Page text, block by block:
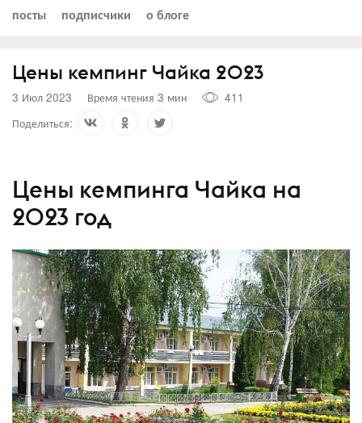
посты подписчики о блоге
Цены кемпинг Чайка 2023
3 Июл 2023 Время чтения 3 мин
411
Поделиться:
Цены кемпинга Чайка на
2023 год